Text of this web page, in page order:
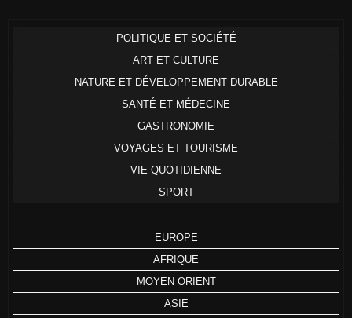
POLITIQUE ET SOCIÉTÉ
ART ET CULTURE
NATURE ET DÉVELOPPEMENT DURABLE
SANTÉ ET MÉDECINE
GASTRONOMIE
VOYAGES ET TOURISME
VIE QUOTIDIENNE
SPORT
EUROPE
AFRIQUE
MOYEN ORIENT
ASIE